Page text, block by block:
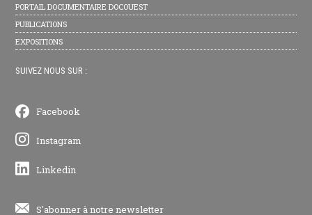
PORTAIL DOCUMENTAIRE DOCOUEST
PUBLICATIONS
EXPOSITIONS
SUIVEZ NOUS SUR :
Facebook
Instagram
Linkedin
S'abonner à notre newsletter